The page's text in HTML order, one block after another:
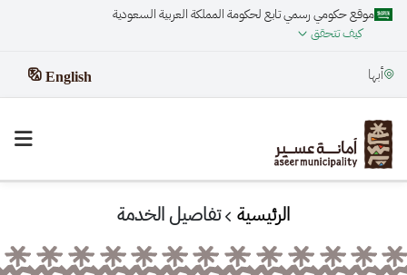
موقع حكومي رسمي تابع لحكومة المملكة العربية السعودية
كيف تتحقق
أبها English
الرئيسية تفاصيل الخدمة